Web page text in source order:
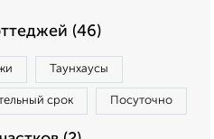
(46)
Таунхаусы
срок Посуточно